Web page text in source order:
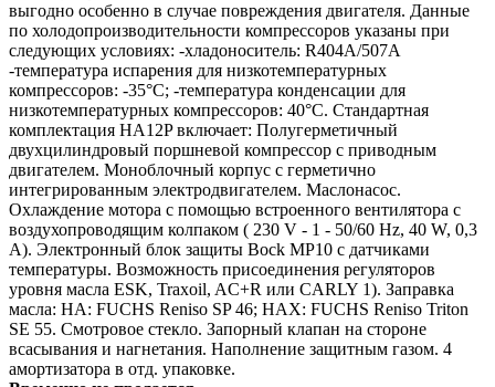
выгодно особенно в случае повреждения двигателя. Данные
по холодопроизводительности компрессоров указаны при
следующих условиях: -хладоноситель: R404A/507A
-температура испарения для низкотемпературных
компрессоров: -35°C; -температура конденсации для
низкотемпературных компрессоров: 40°C. Стандартная
комплектация HA12P включает: Полугерметичный
двухцилиндровый поршневой компрессор с приводным
двигателем. Моноблочный корпус с герметично
интегрированным электродвигателем. Маслонасос.
Охлаждение мотора с помощью встроенного вентилятора с
воздухопроводящим колпаком ( 230 V - 1 - 50/60 Hz, 40 W, 0,3
A). Электронный блок защиты Bock MP10 с датчиками
температуры. Возможность присоединения регуляторов
уровня масла ESK, Traxoil, AC+R или CARLY 1). Заправка
масла: HA: FUCHS Reniso SP 46; HAX: FUCHS Reniso Triton
SE 55. Смотровое стекло. Запорный клапан на стороне
всасывания и нагнетания. Наполнение защитным газом. 4
амортизатора в отд. упаковке.